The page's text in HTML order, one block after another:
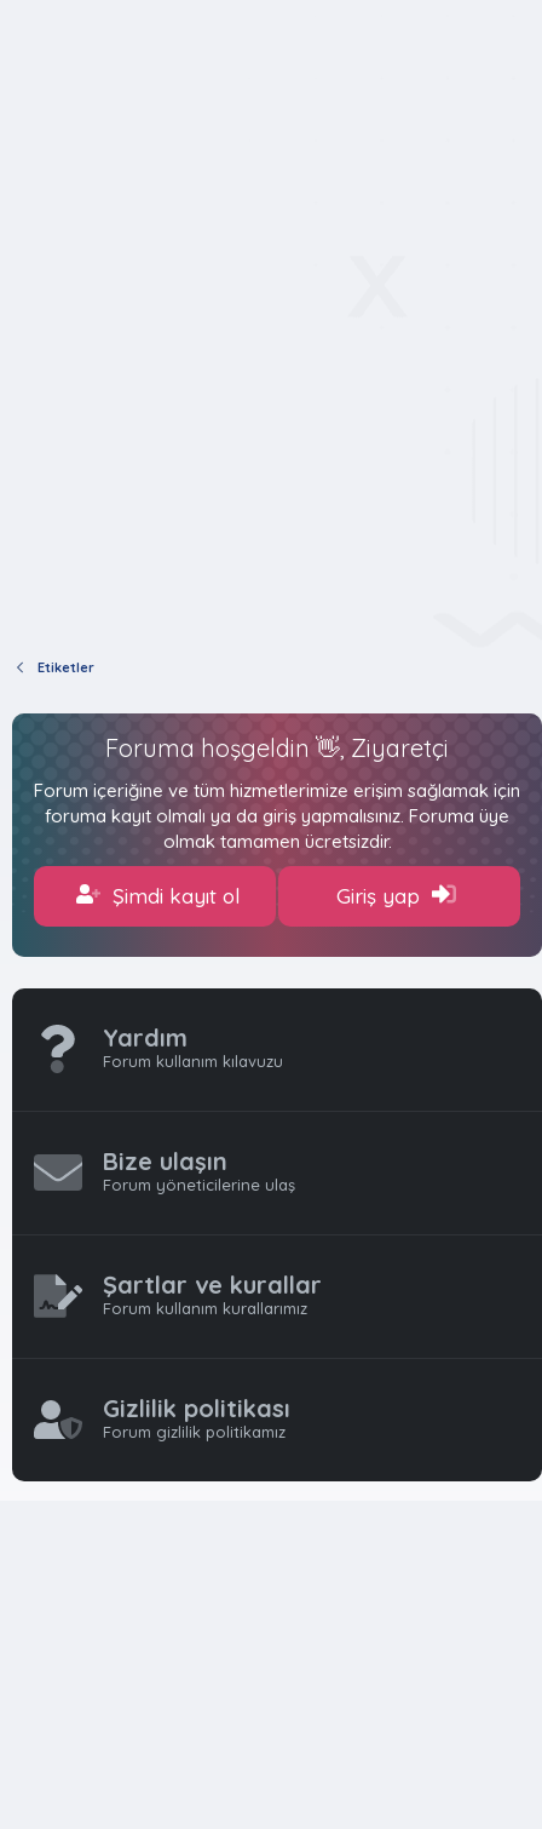
Etiketler
Foruma hoşgeldin 👋, Ziyaretçi
Forum içeriğine ve tüm hizmetlerimize erişim sağlamak için
foruma kayıt olmalı ya da giriş yapmalısınız. Foruma üye
olmak tamamen ücretsizdir.
Şimdi kayıt ol Giriş yap
Yardım
Forum kullanım kılavuzu
Bize ulaşın
Forum yöneticilerine ulaş
Şartlar ve kurallar
Forum kullanım kurallarımız
Gizlilik politikası
Forum gizlilik politikamız